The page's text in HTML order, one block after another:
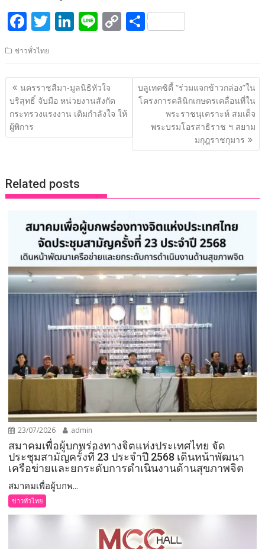
F
ac
e
b
o
o
k
T
itt
er
Li
k
e
dI
n
Li
e
C
p
y
n
k
S
ar
e
ข่าวทั่วไทย
แนะแนว
เรื่อง
นครราชสีมา-มูลนิธิหัวใจ
บริสุทธิ์ จับมือ หน่วยงานสังกัด
กระทรวงแรงงาน เติมกำลังใจ ให้
ผู้พิการ
บลูเทคซิตี้ “ร่วมแจกข้าวกล่อง”ใน
โครงการคลินิกเกษตรเคลื่อนที่ใน
พระราชนุเคราะห์ สมเด็จ
พระบรมโอรสาธิราช ฯ สยาม
มกุฎราชกุมาร
Related posts
23/07/2026 admin
สมาคมเพื่อผู้บกพร่องทางจิตแห่งประเทศไทย จัด
ประชุมสามัญครั้งที่ 23 ประจำปี 2568 เดินหน้าพัฒนา
เครือข่ายและยกระดับการดำเนินงานด้านสุขภาพจิต
สมาคมเพื่อผู้บกพ...
ข่าวทั่วไทย